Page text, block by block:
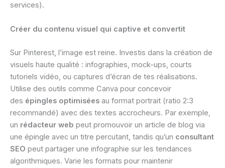
services).
Créer du contenu visuel qui captive et convertit
Sur Pinterest, l’image est reine. Investis dans la création de
visuels haute qualité : infographies, mock-ups, courts
tutoriels vidéo, ou captures d’écran de tes réalisations.
Utilise des outils comme Canva pour concevoir
des épingles optimisées au format portrait (ratio 2:3
recommandé) avec des textes accrocheurs. Par exemple,
un rédacteur web peut promouvoir un article de blog via
une épingle avec un titre percutant, tandis qu’un consultant
SEO peut partager une infographie sur les tendances
algorithmiques. Varie les formats pour maintenir